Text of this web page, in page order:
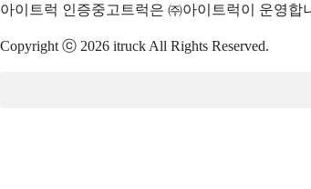
아이트럭 인증중고트럭은 ㈜아이트럭이 운영
Copyright ⓒ 2026 itruck All Rights Reserved.